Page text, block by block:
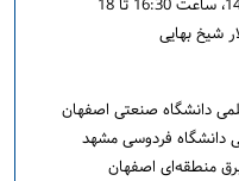
شیخ بهایی
دانشگاه صنعتی اصفهان
فردوسی مشهد
منطقه‌ای اصفهان